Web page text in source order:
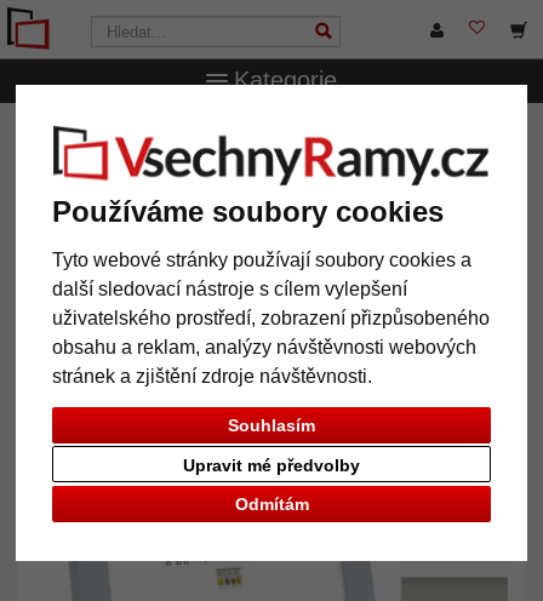
Používáme soubory cookies
Tyto webové stránky používají soubory cookies a
další sledovací nástroje s cílem vylepšení
uživatelského prostředí, zobrazení přizpůsobeného
obsahu a reklam, analýzy návštěvnosti webových
stránek a zjištění zdroje návštěvnosti.
Souhlasím
Odmítám
Upravit mé předvolby
Kategorie
VsechnRamy.cz Značky Deknudt
Dřevěný rám Ruben
Zpět